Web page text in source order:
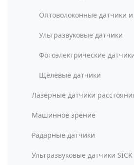
Оптоволоконные датчики и
Ультразвуковые датчики
Фотоэлектрические
Щелевые датчики
Лазерные датчики
Машинное зрение
Радарные датчики
Ультразвуковые датчики SICK